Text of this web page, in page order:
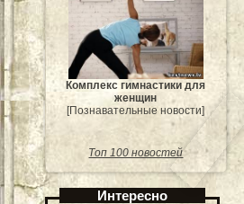
Комплекс гимнастики для
женщин
[Познавательные новости]
Топ 100 новостей
Интересно